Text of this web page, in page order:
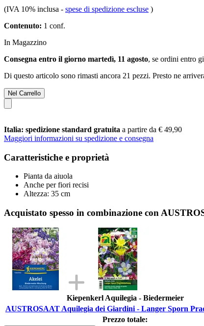
(IVA 10% inclusa - spese di spedizione escluse )
Contenuto: 1 conf.
In Magazzino
Consegna entro il giorno martedì, 11 agosto, se ordini entro
Di questo articolo sono rimasti ancora 21 pezzi. Presto ne
Nel Carrello
Italia: spedizione standard gratuita a partire da € 49,90
Maggiori informazioni su spedizione e consegna
Caratteristiche e proprietà
Pianta da aiuola
Anche per fiori recisi
Altezza: 35 cm
Acquistato spesso in combinazione con
Kiepenkerl Aquilegia - Biedermeier
AUSTROSAAT Aquilegia dei Giardini - Langer Sporn
Prezzo totale: